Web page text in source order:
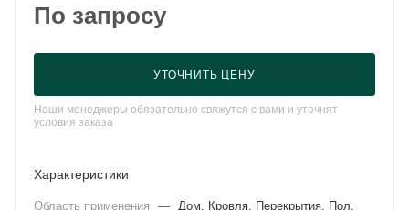
По запросу
УТОЧНИТЬ ЦЕНУ
Наши менеджеры обязательно свяжутся с вами и уточнят
условия заказа
Характеристики
Область применения —
Дом, Кровля, Перекрытия, Пол,